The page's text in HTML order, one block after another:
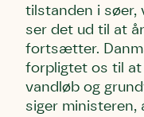
tilstanden i søer,
ser det ud til at
fortsætter.
forpligtet os til at
vandløb og
siger ministeren,
med nyt om sagen samt fremtidige
kan til enhver tid
med nyt om sagen samt fremtidige
kan til enhver tid
med nyt om sagen samt fremtidige
kan til enhver tid